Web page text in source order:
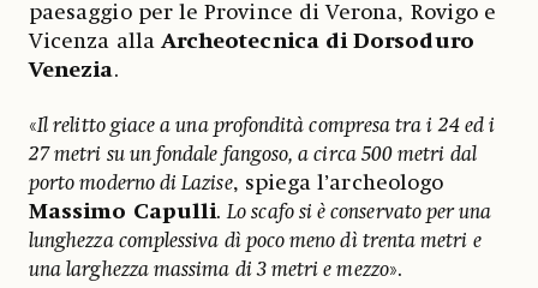
paesaggio per le Province di Verona, Rovigo e
Vicenza alla Archeotecnica di Dorsoduro
Venezia.
«Il relitto giace a una profondità compresa tra i 24 ed i
27 metri su un fondale fangoso, a circa 500 metri dal
porto moderno di Lazise, spiega l’archeologo
Massimo Capulli.Lo scafo si è conservato per una
lunghezza complessiva dì poco meno dì trenta metri e
una larghezza massima di 3 metri e mezzo».